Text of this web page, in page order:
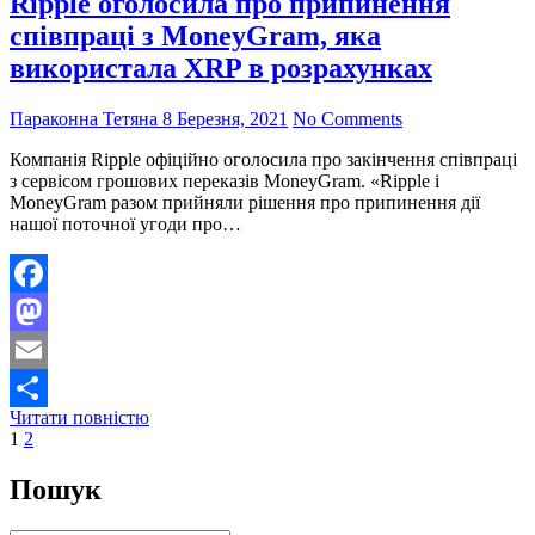
співпраці з MoneyGram, яка
використала XRP в розрахунках
Параконна Тетяна 8 Березня, 2021 No Comments
Компанія Ripple офіційно оголосила про закінчення співпраці
з сервісом грошових переказів MoneyGram. «Ripple і
MoneyGram разом прийняли рішення про припинення дії
нашої поточної угоди про…
Facebook
Mastodon
Email
Поділитися
Читати повністюRipple
Пагінація
записів
Page
1 Page
2
Пошук